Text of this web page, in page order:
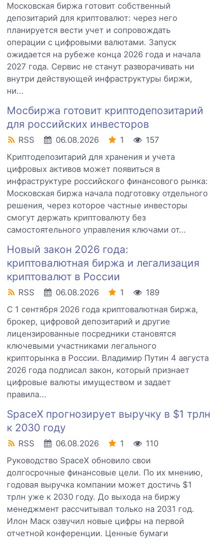
Московская биржа готовит собственный
депозитарий для криптовалют: через него
планируется вести учет и сопровождать
операции с цифровыми валютами. Запуск
ожидается на рубеже конца 2026 года и начала
2027 года. Сервис не станут разворачивать ни
внутри действующей инфраструктуры биржи,
ни...
Мосбиржа готовит криптодепозитарий
для российских инвесторов
RSS 06.08.2026 1
157
Криптодепозитарий для хранения и учета
цифровых активов может появиться в
инфраструктуре российского финансового рынка:
Московская биржа начала подготовку отдельного
решения, через которое частные инвесторы
смогут держать криптовалюту без
самостоятельного управления ключами от...
Новый закон 2026 года:
криптовалютная биржа и легализация
криптовалют в России
RSS 06.08.2026 1
189
С 1 сентября 2026 года криптовалютная биржа,
брокер, цифровой депозитарий и другие
лицензированные посредники становятся
ключевыми участниками легального
крипторынка в России. Владимир Путин 4 августа
2026 года подписал закон, который признает
цифровые валюты имуществом и задает
правила...
SpaceX прогнозирует выручку в $1 трлн
к 2030 году
RSS 06.08.2026 1
110
Руководство SpaceX обновило свои
долгосрочные финансовые цели. По их мнению,
годовая выручка компании может достичь $1
трлн уже к 2030 году. До выхода на биржу
менеджмент рассчитывал только на 2031 год.
Илон Маск озвучил новые цифры на первой
отчетной конференции. Ценные бумаги